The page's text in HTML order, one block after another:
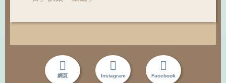
網頁 Instagram Facebook